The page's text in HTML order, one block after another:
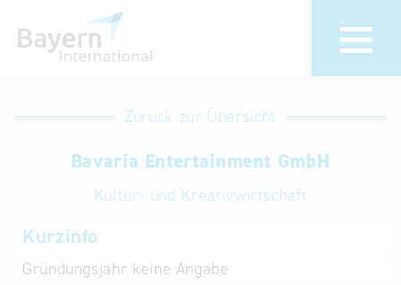
Anmeldung
Unternehmen
anmelden
Eintrag
löschen
Aktualisieren
Zurück zur Übersicht
Bavaria Entertainment GmbH
Kultur- und Kreativwirtschaft
Kurzinfo
Gründungsjahr keine Angabe